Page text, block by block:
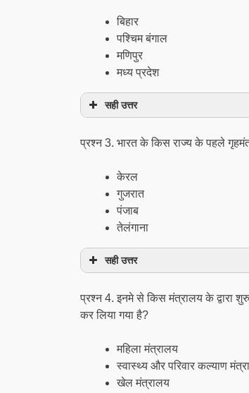
बिहार
पश्चिम बंगाल
मणिपुर
मध्य प्रदेश
सही उत्तर
प्रश्न 3. भारत के किस राज्य के पहले
केरल
गुजरात
पंजाब
तेलंगाना
सही उत्तर
प्रश्न 4. इनमे से किस मंत्रालय के द्वारा
कर लिया गया है?
महिला मंत्रालय
स्‍वास्‍थ्‍य और परिवार कल्‍याण
खेल मंत्रालय